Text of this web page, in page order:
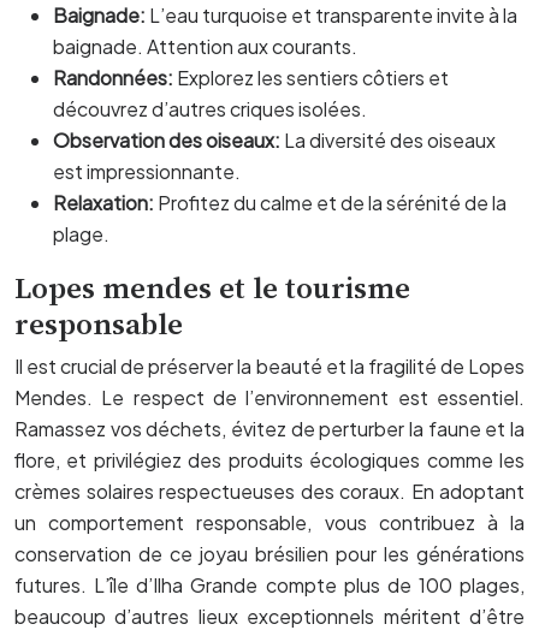
Baignade: L’eau turquoise et transparente invite à la
baignade. Attention aux courants.
Randonnées: Explorez les sentiers côtiers et
découvrez d’autres criques isolées.
Observation des oiseaux: La diversité des oiseaux
est impressionnante.
Relaxation: Profitez du calme et de la sérénité de la
plage.
Lopes mendes et le tourisme
responsable
Il est crucial de préserver la beauté et la fragilité de Lopes
Mendes. Le respect de l’environnement est essentiel.
Ramassez vos déchets, évitez de perturber la faune et la
flore, et privilégiez des produits écologiques comme les
crèmes solaires respectueuses des coraux. En adoptant
un comportement responsable, vous contribuez à la
conservation de ce joyau brésilien pour les générations
futures. L’île d’Ilha Grande compte plus de 100 plages,
beaucoup d’autres lieux exceptionnels méritent d’être